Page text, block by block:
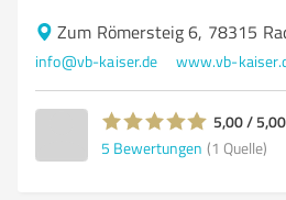
Zum Römersteig 6, 78315
info@vb-kaiser.de www.vb-
5,00 / 5,00
5 Bewertungen (1 Quelle)